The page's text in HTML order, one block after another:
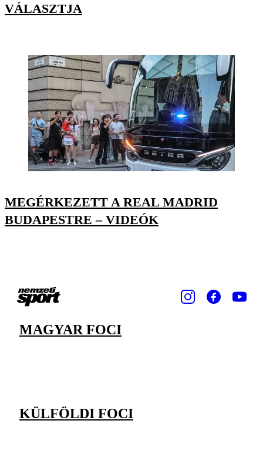
VÁLASZTJA
MEGÉRKEZETT A REAL MADRID
BUDAPESTRE – VIDEÓK
MAGYAR FOCI
KÜLFÖLDI FOCI